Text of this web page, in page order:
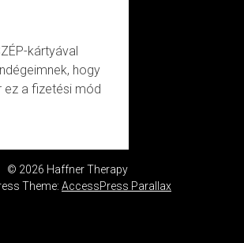
kártyával
hogy
ez a fizetési mód
© 2026 Haffner Therapy
Theme: AccessPress Parallax